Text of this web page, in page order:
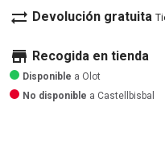
sync_alt Devolución gratuita
store Recogida en tienda
Disponible a Olot
No disponible a Castellbisbal